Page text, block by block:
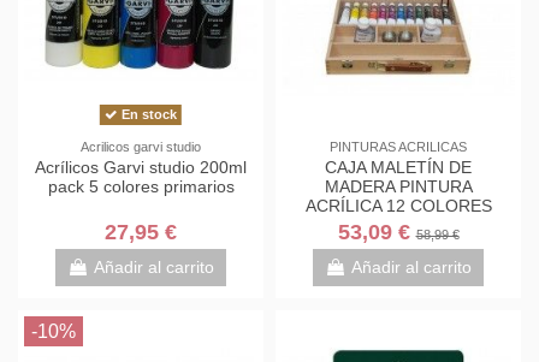
En stock
Acrilicos garvi studio
Acrílicos Garvi studio 200ml
pack 5 colores primarios
27,95 €
Añadir al carrito
PINTURAS ACRILICAS
CAJA MALETÍN DE
MADERA PINTURA
ACRÍLICA 12 COLORES
MIR
53,09 €58,99 €
Añadir al carrito
-10%